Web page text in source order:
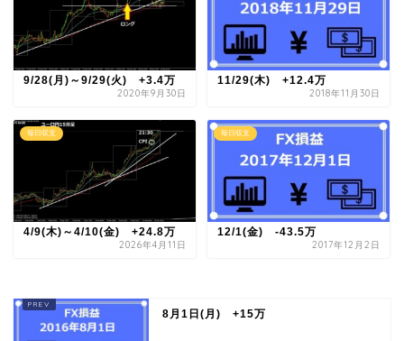
9/28(月)～9/29(火) +3.4万
2020年9月30日
11/29(木) +12.4万
2018年11月30日
毎日収支
4/9(木)～4/10(金) +24.8万
2026年4月11日
毎日収支
12/1(金) -43.5万
2017年12月2日
8月1日(月) +15万